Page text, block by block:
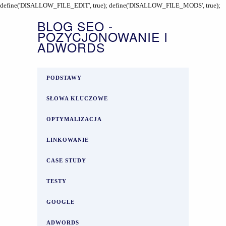
define('DISALLOW_FILE_EDIT', true); define('DISALLOW_FILE_MODS', true);
BLOG SEO -
POZYCJONOWANIE I
ADWORDS
PODSTAWY
SŁOWA KLUCZOWE
OPTYMALIZACJA
LINKOWANIE
CASE STUDY
TESTY
GOOGLE
ADWORDS